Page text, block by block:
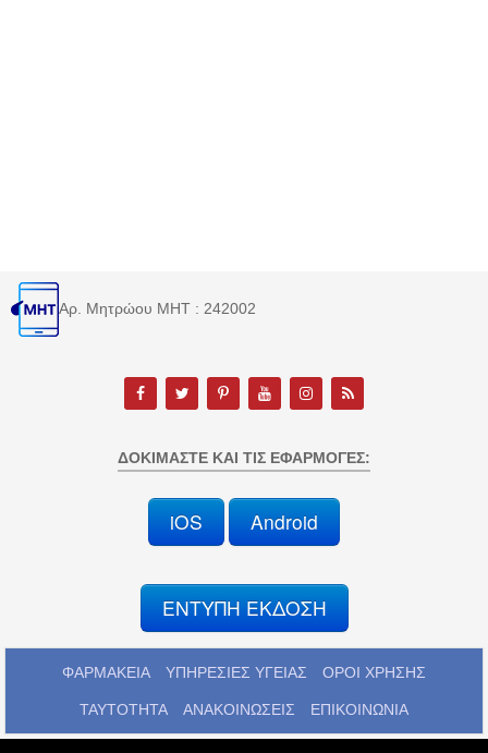
Αρ. Μητρώου MHT : 242002
ΔΟΚΙΜΆΣΤΕ ΚΑΙ ΤΙΣ ΕΦΑΡΜΟΓΈΣ:
iOS Android
ΕΝΤΥΠΗ ΕΚΔΟΣΗ
ΦΑΡΜΑΚΕΙΑ ΥΠΗΡΕΣΙΕΣ ΥΓΕΙΑΣ ΟΡΟΙ ΧΡΗΣΗΣ
ΤΑΥΤΟΤΗΤΑ ΑΝΑΚΟΙΝΩΣΕΙΣ ΕΠΙΚΟΙΝΩΝΙΑ